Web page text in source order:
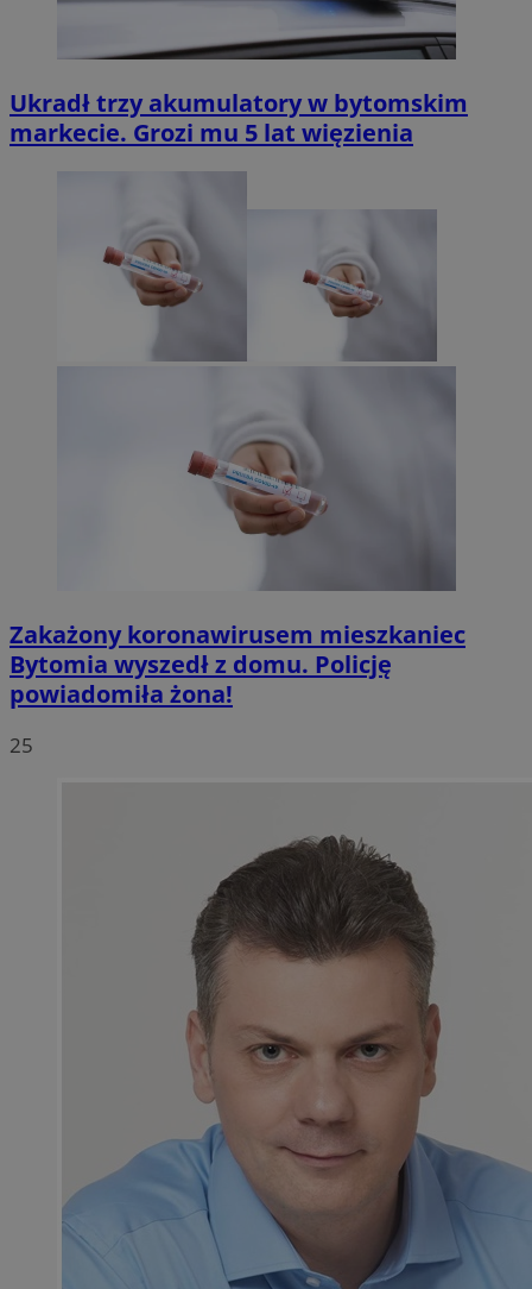
Ukradł trzy akumulatory w bytomskim
markecie. Grozi mu 5 lat więzienia
Zakażony koronawirusem mieszkaniec
Bytomia wyszedł z domu. Policję
powiadomiła żona!
25